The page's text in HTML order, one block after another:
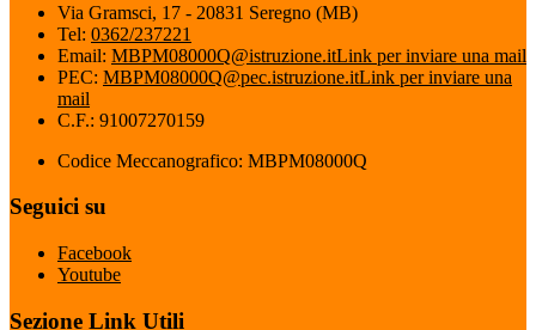
Via Gramsci, 17 - 20831 Seregno (MB)
Tel: 0362/237221
Email: MBPM08000Q@istruzione.itLink per inviare una mail
PEC: MBPM08000Q@pec.istruzione.itLink per inviare una
mail
C.F.: 91007270159
Codice Meccanografico: MBPM08000Q
Seguici su
Facebook
Youtube
Sezione Link Utili